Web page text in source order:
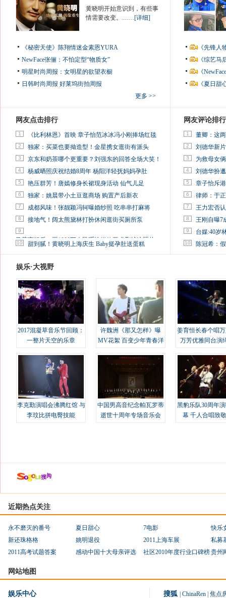
黄晓明开始意识到，有些事
情需要改变。……[详细]
《秘密天使》陈翔情迷金素恩YURA
NewFace张俪：不怕定型“物质女”
明星时尚周报：女明星的欲望衣橱
日韩时尚周报 好莱坞街拍周报
更多 >>
《先锋
《综艺
《
《夏日
网友点击排行
1 《比利林恩》首映 章子怡范冰冰冯小刚捧场红毯
2 独家：买菜也要拗造型！金星携女逛街有派头
3 京东和奶茶哪个更重要？刘强东的回答全场大笑！
4 杨威晒照庆祝结婚8周年 杨阳洋轻抚妈妈孕肚
5 艳压群芳！唐嫣修身长裙现身活动 仙气儿足
6 独家：姚晨带小土豆逛商场 购置产后新衣
7 成都风味！张靓颖冯轲曝婚纱照 吃串串打麻将
8 接地气！阔太熊黛林打扮休闲逛街买厕所泵
9
马蓉离婚后，砸1000万人民币给媒体要求删掉这照片
10 甜到腻！黄晓明上海庆生 Baby挺孕肚送蛋糕
网友评论排行
1 董卿：这
2 刘德华新
3 为救母女
4 刘德华扮
5 章子怡斥
6 律师：于
7 王力宏否
8 王刚自曝7
9 台媒:40岁
10 陈冠希：
娱乐·大视野
2017混凝草音乐节回顾：
一整片天空的乐章
许魏洲《那又怎样》曝
MV花絮 百变少年青春洋
姜育恒长春个唱
万芳优雅同台演
李克勤演唱会沸腾红馆 与
李玟比拼电臀技能
中国男高音纪念帕瓦罗蒂
逝世十周年专场音乐会
黑豹乐队30周年
幕 千人合唱致
近期热点关注
永不磨灭的番号 夏日甜心 7电影
快乐
新还珠格格
姚明退役 2011上海车展
私募
2011高考试题答案
感动中国十大母亲评选 社区2010年度行业口碑榜贵州
网站地图
娱乐中心 搜狐 ChinaRen 焦点